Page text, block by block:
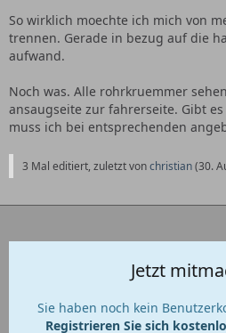
So wirklich moechte ich mich von
trennen. Gerade in bezug auf die
aufwand.
Noch was. Alle rohrkruemmer
ansaugseite zur fahrerseite. Gibt
muss ich bei entsprechenden
3 Mal editiert, zuletzt vonchristian(30.
Jetzt
Sie haben noch kein
Registrieren Sie sich